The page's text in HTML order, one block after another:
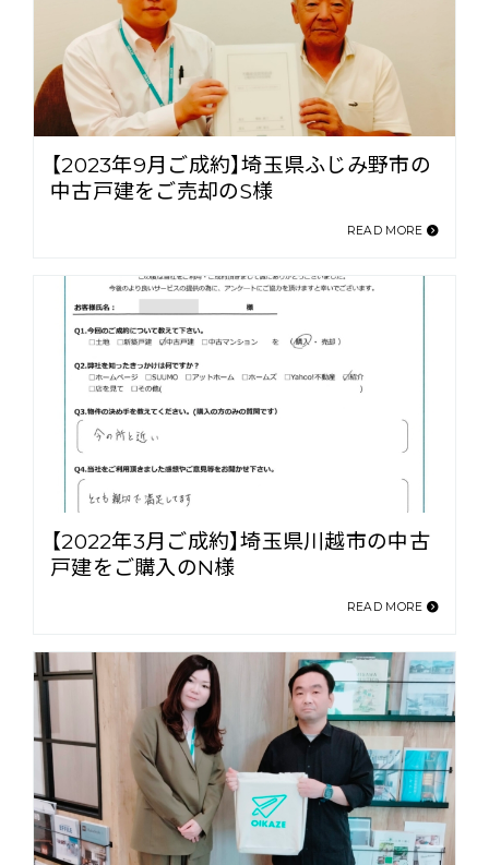
【2023年9月ご成約】埼玉県ふじみ野市の
中古戸建をご売却のS様
READ MORE
【2022年3月ご成約】埼玉県川越市の中古
戸建をご購入のN様
READ MORE